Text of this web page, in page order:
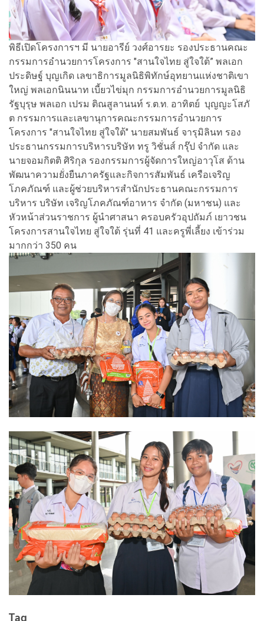
พิธีเปิดโครงการฯ มี นายอารีย์ วงศ์อารยะ รองประธานคณะ
กรรมการอำนวยการโครงการ "สานใจไทย สู่ใจใต้” พลเอก
ประดิษฐ์ บุญเกิด เลขาธิการมูลนิธิพิทักษ์อุทยานแห่งชาติเขา
ใหญ่ พลเอกนินนาท เบี้ยวไข่มุก กรรมการอำนวยการมูลนิธิ
รัฐบุรุษ พลเอก เปรม ติณสูลานนท์ ร.ต.ท. อาทิตย์ บุญญะโสภั
ต กรรมการและเลขานุการคณะกรรมการอำนวยการ
โครงการ "สานใจไทย สู่ใจใต้" นายสมพันธ์ จารุมิลินท รอง
ประธานกรรมการบริหารบริษัท ทรู วิชั่นส์ กรุ๊ป จำกัด และ
นายจอมกิตติ ศิริกุล รองกรรมการผู้จัดการใหญ่อาวุโส ด้าน
พัฒนาความยั่งยืนภาครัฐและกิจการสัมพันธ์ เครือเจริญ
โภคภัณฑ์ และผู้ช่วยบริหารสำนักประธานคณะกรรมการ
บริหาร บริษัท เจริญโภคภัณฑ์อาหาร จำกัด (มหาชน) และ
หัวหน้าส่วนราชการ ผู้นำศาสนา ครอบครัวอุปถัมภ์ เยาวชน
โครงการสานใจไทย สู่ใจใต้ รุ่นที่ 41 และครูพี่เลี้ยง เข้าร่วม
มากกว่า 350 คน